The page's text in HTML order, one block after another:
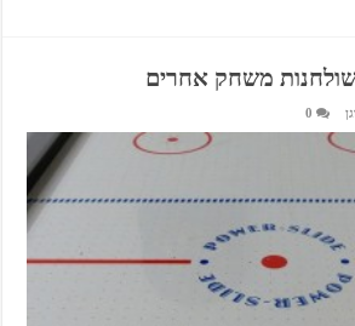
משחק אחרים
0